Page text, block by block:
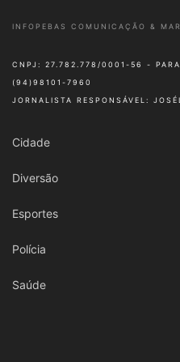
INFOPEBAS COMUNICAÇÃO &
CNPJ: 27.782.778/0001-56 -
(94)98101-7960
JORNALISTA RESPONSÁVEL:
Cidade
Diversão
Esportes
Polícia
Saúde